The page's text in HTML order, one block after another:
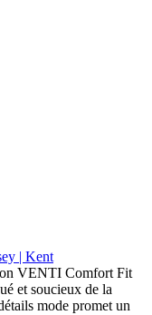
| Kent
VENTI Comfort Fit
et soucieux de la
mode promet un